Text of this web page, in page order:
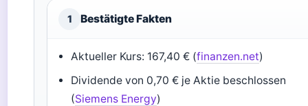
1 Bestätigte Fakten
Aktueller Kurs: 167,40 € (finanzen.net)
Dividende von 0,70 € je Aktie beschlossen
(Siemens Energy)